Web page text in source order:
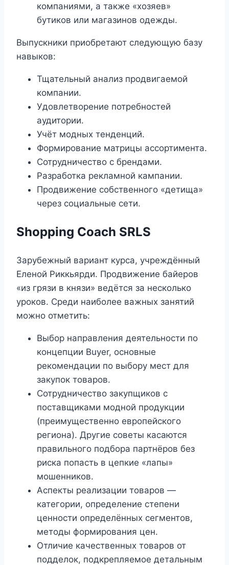
компаниями, а также «хозяев»
бутиков или магазинов одежды.
Выпускники приобретают следующую базу
навыков:
Тщательный анализ продвигаемой
компании.
Удовлетворение потребностей
аудитории.
Учёт модных тенденций.
Формирование матрицы ассортимента.
Сотрудничество с брендами.
Разработка рекламной кампании.
Продвижение собственного «детища»
через социальные сети.
Shopping Coach SRLS
Зарубежный вариант курса, учреждённый
Еленой Риккьярди. Продвижение байеров
«из грязи в князи» ведётся за несколько
уроков. Среди наиболее важных занятий
можно отметить:
Выбор направления деятельности по
концепции Buyer, основные
рекомендации по выбору мест для
закупок товаров.
Сотрудничество закупщиков с
поставщиками модной продукции
(преимущественно европейского
региона). Другие советы касаются
правильного подбора партнёров без
риска попасть в цепкие «лапы»
мошенников.
Аспекты реализации товаров —
категории, определение степени
ценности определённых сегментов,
методы формирования цен.
Отличие качественных товаров от
подделок, подкрепляемое детальным